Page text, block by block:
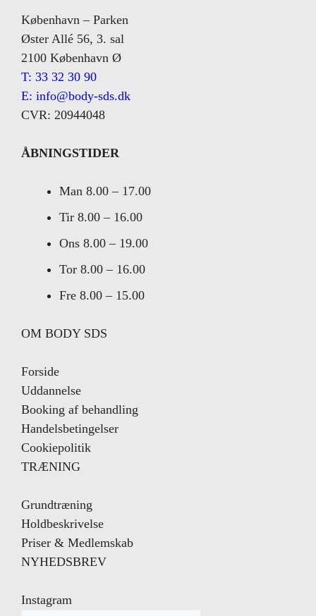
København – Parken
Øster Allé 56, 3. sal
2100 København Ø
T: 33 32 30 90
E: info@body-sds.dk
CVR: 20944048
ÅBNINGSTIDER
Man 8.00 – 17.00
Tir 8.00 – 16.00
Ons 8.00 – 19.00
Tor 8.00 – 16.00
Fre 8.00 – 15.00
OM BODY SDS
Forside
Uddannelse
Booking af behandling
Handelsbetingelser
Cookiepolitik
TRÆNING
Grundtræning
Holdbeskrivelse
Priser & Medlemskab
NYHEDSBREV
Instagram